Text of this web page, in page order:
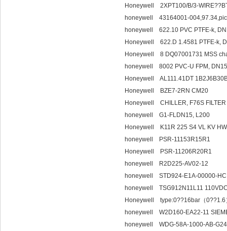
Honeywell 2XPT100/B/3-
honeywell 43164001-
honeywell 622.10 PVC PTFE-k,
Honeywell 622.D 1.4581 PTFE-k,
Honeywell 8 DQ07001731 MSS
honeywell 8002 PVC-U FPM, DN15
Honeywell
Honeywell
Honeywell CHILLER, F76S FILTER
honeywell G1-FLDN15, L200
Honeywell K11R 225 S4 VL KV
honeywell PSR-11153R15R1
Honeywell PSR-11206R20R1
honeywell R2D225-AV02-12
honeywell STD924-E1A-00000-
honeywell TSG912N11L11
Honeywell type:0??16bar（0??1.6
honeywell W2D160-EA22-11
honeywell WDG-58A-1000-AB-